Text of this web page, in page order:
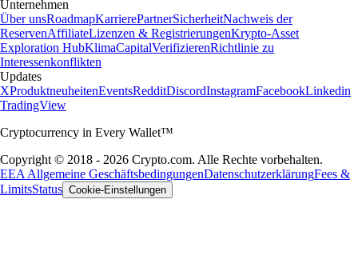
Unternehmen
Über unsRoadmapKarrierePartnerSicherheitNachweis der
ReservenAffiliateLizenzen & RegistrierungenKrypto-Asset
Exploration HubKlimaCapitalVerifizierenRichtlinie zu
Interessenkonflikten
Updates
XProduktneuheitenEventsRedditDiscordInstagramFacebookLinkedin
TradingView
Cryptocurrency in Every Wallet™
Copyright © 2018 - 2026 Crypto.com. Alle Rechte vorbehalten.
EEA Allgemeine GeschäftsbedingungenDatenschutzerklärungFees &
LimitsStatus Cookie-Einstellungen